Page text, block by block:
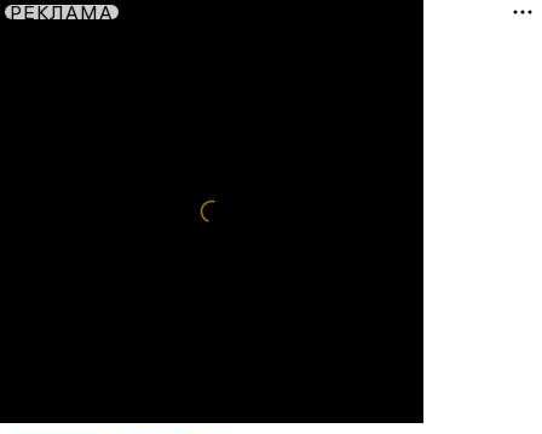
РЕКЛАМА